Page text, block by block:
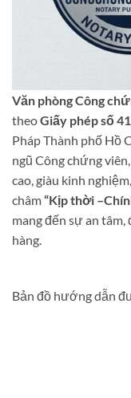
Văn phòng Công
theoGiấy phép số
Pháp Thành phố Hồ
ngũ Công chứng
cao, giàu kinh
châm“Kịp thời
mang đến sự an
hàng.
Bản đồ hướng dẫn